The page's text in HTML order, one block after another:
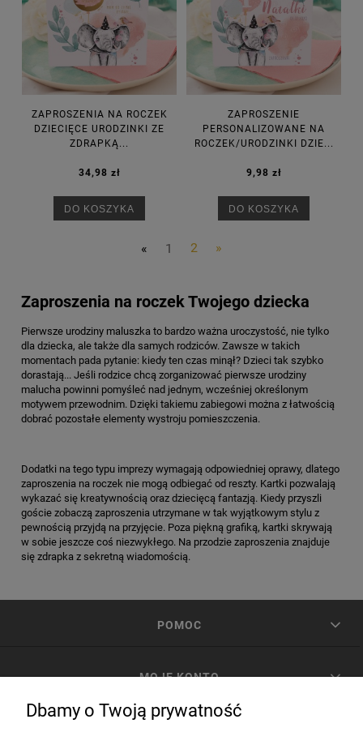
ZAPROSZENIA NA ROCZEK
DZIECIĘCE URODZINKI ZE
ZDRAPKĄ...
34,98 zł
DO KOSZYKA
ZAPROSZENIE
PERSONALIZOWANE NA
ROCZEK/URODZINKI DZIE...
9,98 zł
DO KOSZYKA
« 1 2 »
Zaproszenia na roczek Twojego dziecka
Pierwsze urodziny maluszka to bardzo ważna uroczystość, nie tylko
dla dziecka, ale także dla samych rodziców. Zawsze w takich
momentach pada pytanie: kiedy ten czas minął? Dzieci tak szybko
dorastają... Jeśli rodzice chcą zorganizować pierwsze urodziny
malucha powinni pomyśleć nad jednym, wcześniej określonym
motywem przewodnim. Dzięki takiemu zabiegowi można z łatwością
dobrać pozostałe elementy wystroju pomieszczenia.
Dodatki na tego typu imprezy wymagają odpowiedniej oprawy, dlatego
zaproszenia na roczek nie mogą odbiegać od reszty. Kartki pozwalają
wykazać się kreatywnością oraz dziecięcą fantazją. Kiedy przyszli
goście zobaczą zaproszenia utrzymane w tak wyjątkowym stylu z
pewnością przyjdą na przyjęcie. Poza piękną grafiką, kartki skrywają
w sobie jeszcze coś niezwykłego. Na przodzie zaproszenia znajduje
się zdrapka z sekretną wiadomością.
POMOC
MOJE KONTO
Dbamy o Twoją prywatność